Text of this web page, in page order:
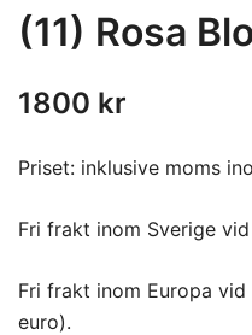
(11) Rosa
1800 kr
Priset: inklusive moms
Fri frakt inom Sverige
Fri frakt inom Europa
euro).